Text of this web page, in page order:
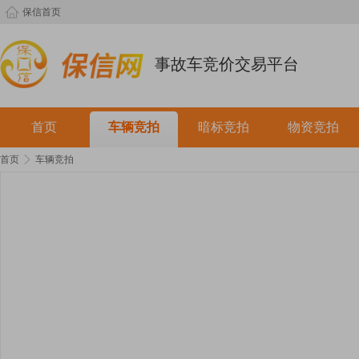
保信首页
事故车竞价交易平台
首页 车辆竞拍 暗标竞拍 物资竞拍
首页 车辆竞拍